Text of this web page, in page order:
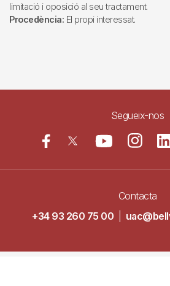
limitació i oposició al seu tractament.
Procedència: El propi interessat.
Segueix-nos
Contacta
+34 93 260 75 00